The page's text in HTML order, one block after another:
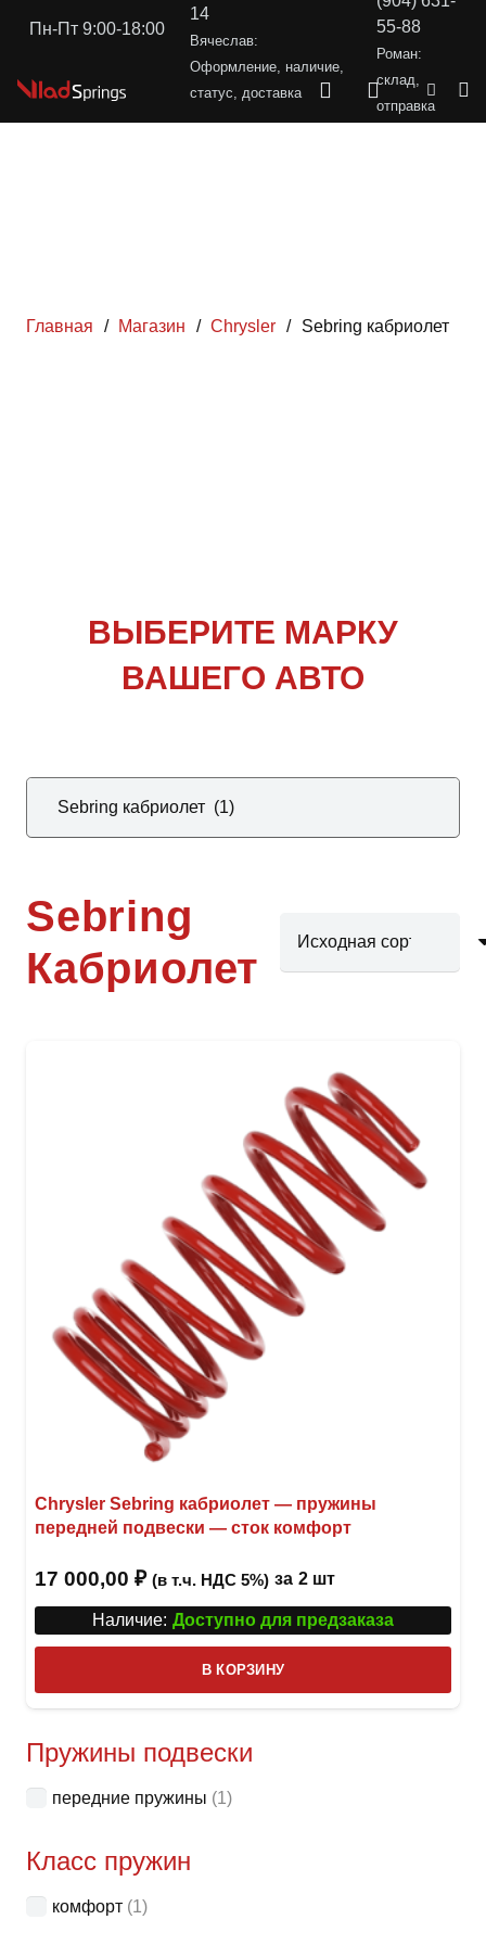
Пн-Пт 9:00-18:00
14
Вячеслав:
Оформление, наличие,
статус, доставка
55-88
Роман:
склад,
отправка
Главная / Магазин / Chrysler / Sebring кабриолет
ВЫБЕРИТЕ МАРКУ
ВАШЕГО АВТО
Sebring
Кабриолет
Chrysler Sebring кабриолет — пружины
передней подвески — сток комфорт
17 000,00 ₽ (в т.ч. НДС 5%) за 2 шт
Наличие: Доступно для предзаказа
В КОРЗИНУ
Пружины подвески
передние пружины (1)
Класс пружин
комфорт (1)